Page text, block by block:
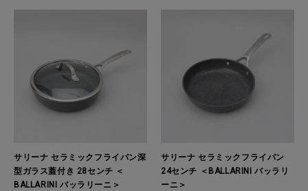
サリーナ セラミックフライパン深
型ガラス蓋付き 28センチ ＜
BALLARINI バッラリーニ＞
サリーナ セラミックフライパン
24センチ ＜BALLARINI バッラリ
ーニ＞